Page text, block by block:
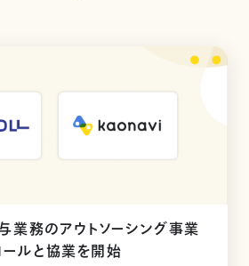
与業務のアウトソーシング事業
ルと協業を開始